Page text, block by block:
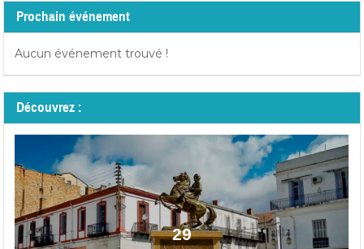
Prochain événement
Aucun événement trouvé !
Découvrez :
29